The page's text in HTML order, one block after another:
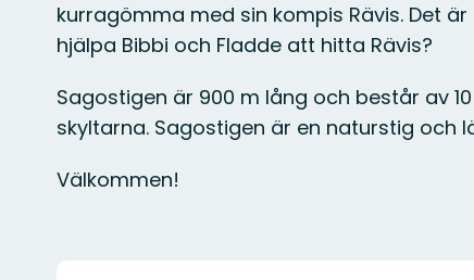
kurragömma med sin kompis Rävis. Det
hjälpa Bibbi och Fladde att hitta Rävis?
Sagostigen är 900 m lång och består av
skyltarna. Sagostigen är en naturstig och
Välkommen!